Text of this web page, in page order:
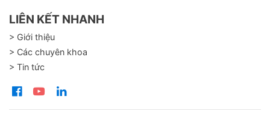
LIÊN KẾT NHANH
> Giới thiệu
> Các chuyên khoa
> Tin tức